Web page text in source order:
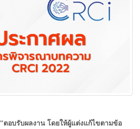
“ตอบรับผลงาน โดยให้ผู้แต่งแก้ไขตามข้อ